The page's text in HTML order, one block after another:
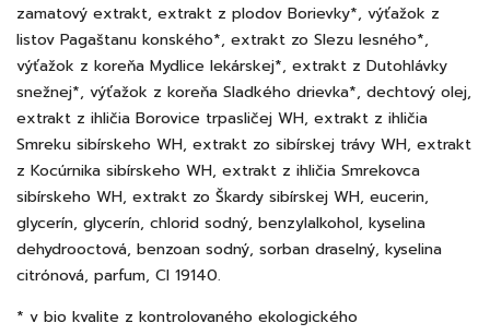
zamatový extrakt, extrakt z plodov Borievky*, výťažok z
listov Pagaštanu konského*, extrakt zo Slezu lesného*,
výťažok z koreňa Mydlice lekárskej*, extrakt z Dutohlávky
snežnej*, výťažok z koreňa Sladkého drievka*, dechtový olej,
extrakt z ihličia Borovice trpasličej WH, extrakt z ihličia
Smreku sibírskeho WH, extrakt zo sibírskej trávy WH, extrakt
z Kocúrnika sibírskeho WH, extrakt z ihličia Smrekovca
sibírskeho WH, extrakt zo Škardy sibírskej WH, eucerin,
glycerín, glycerín, chlorid sodný, benzylalkohol, kyselina
dehydrooctová, benzoan sodný, sorban draselný, kyselina
citrónová, parfum, CI 19140.
* v bio kvalite z kontrolovaného ekologického